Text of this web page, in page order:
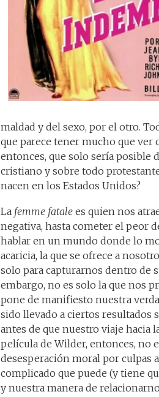
maldad y del sexo, por el otro.
que parece tener mucho que ver
entonces, que solo sería
cristiano y sobre todo
nacen en los Estados Unidos?
La femme fatale es quien nos
negativa, hasta cometer el peor
hablar en un mundo donde lo
acaricia, la que se ofrece a
solo para capturarnos dentro de
embargo, no es solo la que nos
pone de manifiesto nuestra
sido llevado a ciertos resultados
antes de que nuestro viaje hacia
película de Wilder, entonces, no
desesperación moral por culpas
complicado que puede (y tiene
y nuestra manera de